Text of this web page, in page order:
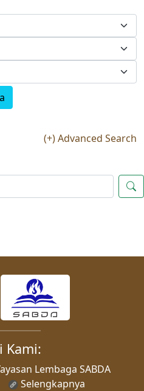
(+) Advanced Search
Kami:
Lembaga SABDA
Selengkapnya